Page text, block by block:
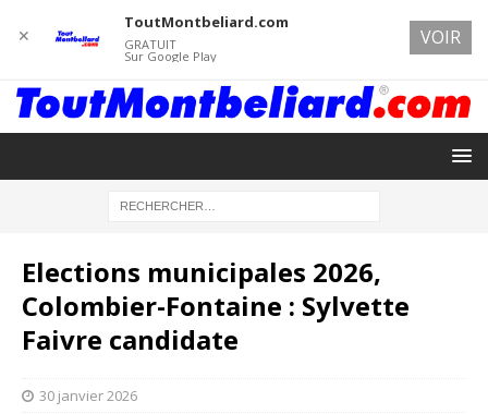
Elections municipales 2026,
Colombier-Fontaine : Sylvette
Faivre candidate
30 janvier 2026
✕
ToutMontbeliard.com
GRATUIT
Sur Google Play
VOIR